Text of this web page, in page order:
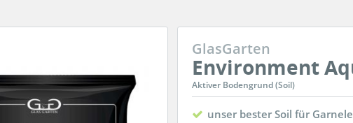
GlasGarten
Environment
Aktiver Bodengrund (Soil)
unser bester Soil für